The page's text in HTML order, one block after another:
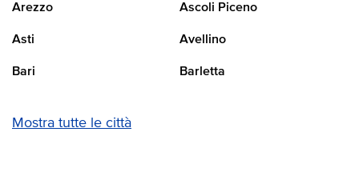
Arezzo Ascoli Piceno
Asti Avellino
Bari Barletta
Mostra tutte le città